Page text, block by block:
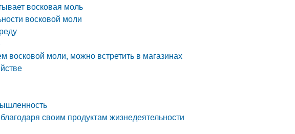
восковая моль
восковой моли
восковой моли, можно встретить в магазинах
своим продуктам жизнедеятельности